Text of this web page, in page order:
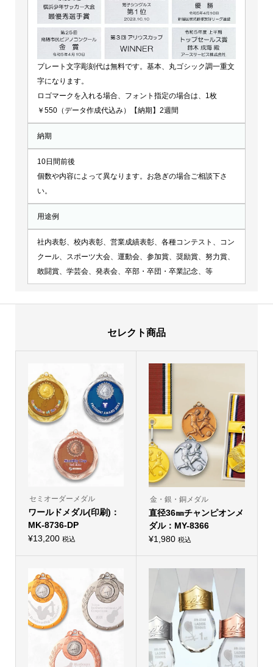
プレート文字彫刻代は無料です。基本、丸ゴシック調一重文
字になります。
ロゴマークを入れる場合、フォント指定の場合は、1枚
￥550（データ作成代込み）【納期】2週間
納期
10日間前後
個数や内容によって異なります。お急ぎの場合ご相談下さ
い。
用途例
社内表彰、校内表彰、営業成績表彰、各種コンテスト、コン
クール、スポーツ大会、運動会、参加賞、奨励賞、努力賞、
敢闘賞、学芸会、発表会、卒部・卒団・卒業記念、等
セレクト商品
セミオーダーメダル
ワールドメダル(印刷)：
MK-8736-DP
¥13,200 税込
の
に
は
複
数
の
バ
リ
金・銀・銅メダル
直径36㎜チャンピオンメ
ダル：MY-8366
¥1,980 税込
の
の
バ
リ
エ
ー
シ